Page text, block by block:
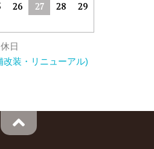
26 27 28
29
日
改装・リニューアル)